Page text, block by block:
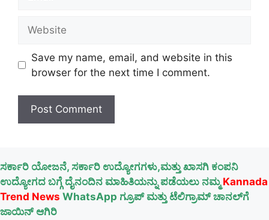
Save my name, email, and website in this
browser for the next time I comment.
ಸರ್ಕಾರಿ ಯೋಜನೆ, ಸರ್ಕಾರಿ ಉದ್ಯೋಗಗಳು,ಮತ್ತು ಖಾಸಗಿ ಕಂಪನಿ
ಉದ್ಯೋಗದ ಬಗ್ಗೆ ದೈನಂದಿನ ಮಾಹಿತಿಯನ್ನು ಪಡೆಯಲು ನಮ್ಮKannada
Trend News WhatsApp ಗ್ರೂಪ್ ಮತ್ತು ಟೆಲಿಗ್ರಾಮ್ ಚಾನಲ್‌ಗೆ
ಜಾಯಿನ್ ಆಗಿರಿ